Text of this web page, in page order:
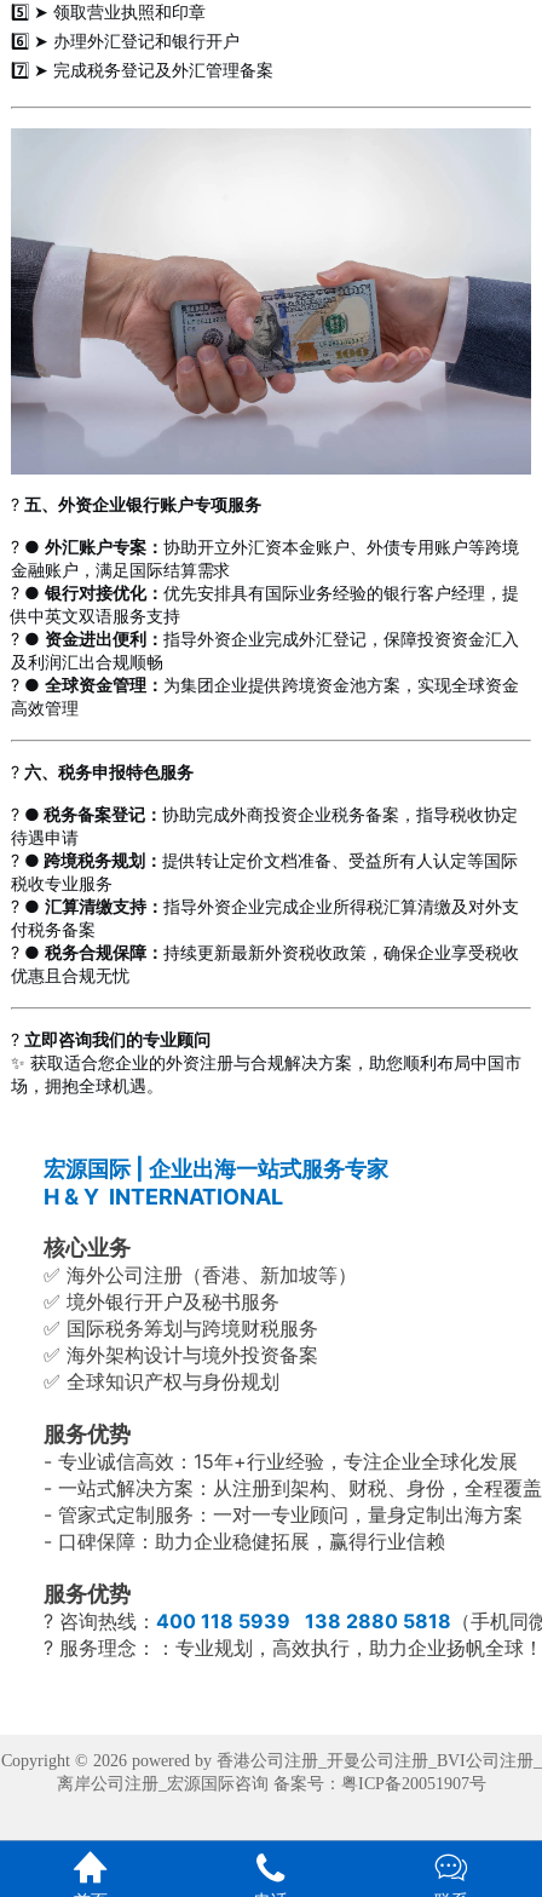
5️⃣ ➤ 领取营业执照和印章
6️⃣ ➤ 办理外汇登记和银行开户
7️⃣ ➤ 完成税务登记及外汇管理备案
? 五、外资企业银行账户专项服务
? ● 外汇账户专案： 协助开立外汇资本金账户、外债专用账户等跨境
金融账户，满足国际结算需求
?️ ● 银行对接优化： 优先安排具有国际业务经验的银行客户经理，提
供中英文双语服务支持
? ● 资金进出便利： 指导外资企业完成外汇登记，保障投资资金汇入
及利润汇出合规顺畅
? ● 全球资金管理： 为集团企业提供跨境资金池方案，实现全球资金
高效管理
? 六、税务申报特色服务
? ● 税务备案登记： 协助完成外商投资企业税务备案，指导税收协定
待遇申请
? ● 跨境税务规划： 提供转让定价文档准备、受益所有人认定等国际
税收专业服务
? ● 汇算清缴支持： 指导外资企业完成企业所得税汇算清缴及对外支
付税务备案
?️ ● 税务合规保障： 持续更新最新外资税收政策，确保企业享受税收
优惠且合规无忧
? 立即咨询我们的专业顾问
✨ 获取适合您企业的外资注册与合规解决方案，助您顺利布局中国市
场，拥抱全球机遇。
宏源国际 | 企业出海一站式服务专家
H & Y INTERNATIONAL
核心业务
✅ 海外公司注册（香港、新加坡等）
✅ 境外银行开户及秘书服务
✅ 国际税务筹划与跨境财税服务
✅ 海外架构设计与境外投资备案
✅ 全球知识产权与身份规划
服务优势
- 专业诚信高效：15年+行业经验，专注企业全球化发展
- 一站式解决方案：从注册到架构、财税、身份，全程覆
- 管家式定制服务：一对一专业顾问，量身定制出海方案
- 口碑保障：助力企业稳健拓展，赢得行业信赖
服务优势
? 咨询热线：400 118 5939 138 2880 5818 （手机同
? 服务理念：：专业规划，高效执行，助力企业扬帆全球
Copyright © 2026 powered by 香港公司注册_开曼公司注册_BVI公司注册_
离岸公司注册_宏源国际咨询 备案号： 粤ICP备20051907号
  